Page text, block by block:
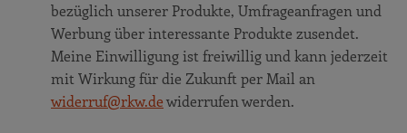
bezüglich unserer Produkte, Umfrageanfragen und
Werbung über interessante Produkte zusendet.
Meine Einwilligung ist freiwillig und kann jederzeit
mit Wirkung für die Zukunft per Mail an
widerruf@rkw.dewiderrufen werden.